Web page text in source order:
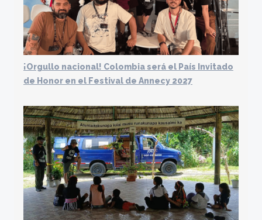
¡Orgullo nacional! Colombia será el País Invitado
de Honor en el Festival de Annecy 2027